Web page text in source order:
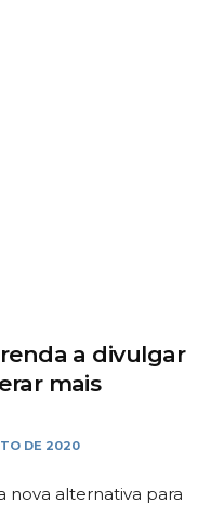
a divulgar
mais
DE 2020
nova alternativa para